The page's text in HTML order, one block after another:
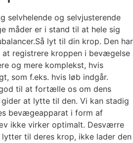
selvhelende og selvjusterende
måder er i stand til at hele sig
lyt til din krop. Den har
at registrere kroppen i bevægelse
og mere komplekst, hvis
som f.eks. hvis løb indgår.
til at fortælle os om dens
at lytte til den. Vi kan stadig
bevægeapparat i form af
ikke virker optimalt. Desværre
til deres krop, ikke lader den